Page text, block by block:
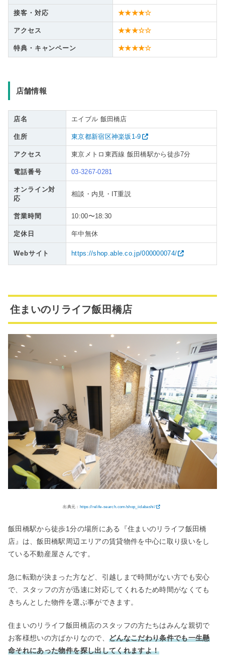
接客・対応 ★★★★☆
アクセス ★★★☆☆
特典・キャンペーン ★★★★☆
店舗情報
店名 エイブル 飯田橋店
住所 東京都新宿区神楽坂1-9
アクセス 東京メトロ東西線 飯田橋駅から徒歩7分
電話番号 03-3267-0281
オンライン対
応
相談・内見・IT重説
営業時間 10:00〜18:30
定休日 年中無休
Webサイト https://shop.able.co.jp/000000074/
住まいのリライフ飯田橋店
出典元： https://relife-search.com/shop_iidabashi/
飯田橋駅から徒歩1分の場所にある『住まいのリライフ飯田橋
店』は、飯田橋駅周辺エリアの賃貸物件を中心に取り扱いをし
ている不動産屋さんです。
急に転勤が決まった方など、引越しまで時間がない方でも安心
で、スタッフの方が迅速に対応してくれるため時間がなくても
きちんとした物件を選ぶ事ができます。
住まいのリライフ飯田橋店のスタッフの方たちはみんな親切で
お客様想いの方ばかりなので、 どんなこだわり条件でも一生懸
命それにあった物件を探し出してくれますよ！